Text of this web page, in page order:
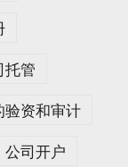
托管
验资和审计
公司开户